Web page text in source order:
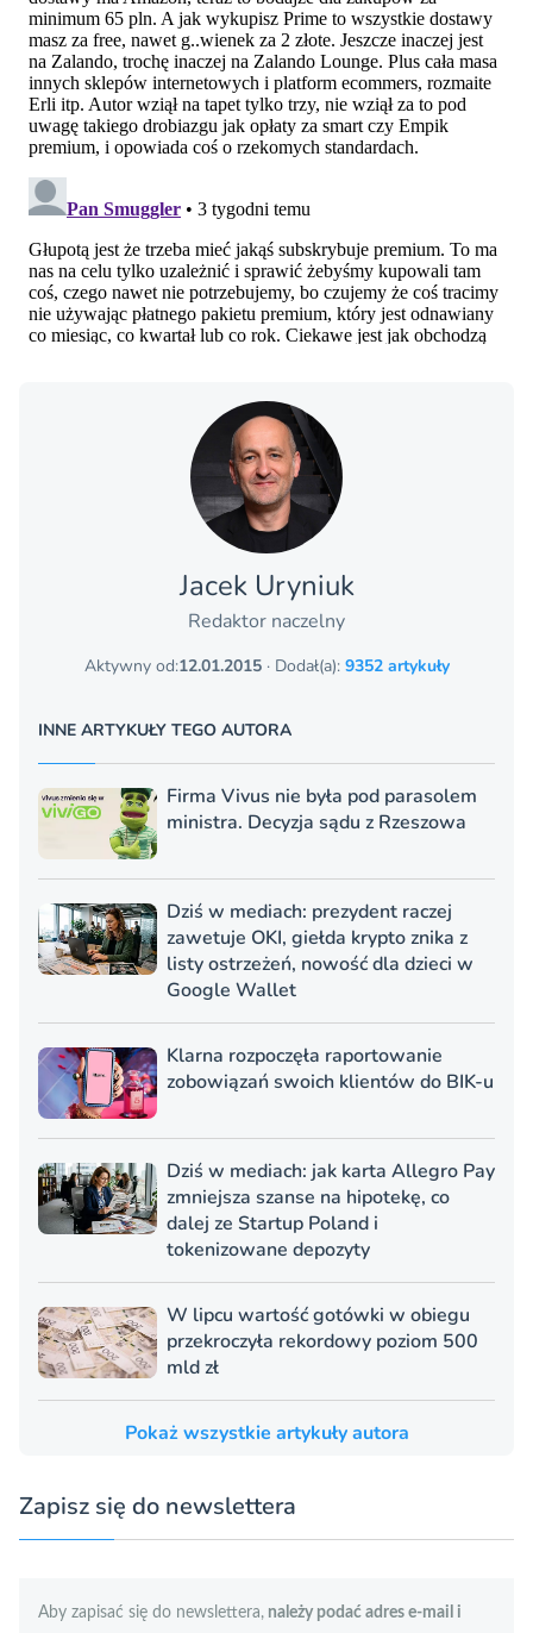
Jacek Uryniuk
Redaktor naczelny
Aktywny od:12.01.2015· Dodał(a): 9352 artykuły
INNE ARTYKUŁY TEGO AUTORA
Firma Vivus nie była pod parasolem
ministra. Decyzja sądu z Rzeszowa
Dziś w mediach: prezydent raczej
zawetuje OKI, giełda krypto znika z
listy ostrzeżeń, nowość dla dzieci w
Google Wallet
Klarna rozpoczęła raportowanie
zobowiązań swoich klientów do BIK-u
Dziś w mediach: jak karta Allegro Pay
zmniejsza szanse na hipotekę, co
dalej ze Startup Poland i
tokenizowane depozyty
W lipcu wartość gotówki w obiegu
przekroczyła rekordowy poziom 500
mld zł
Pokaż wszystkie artykuły autora
Zapisz się do newslettera
Aby zapisać się do newslettera, należy podać adres e-mail i